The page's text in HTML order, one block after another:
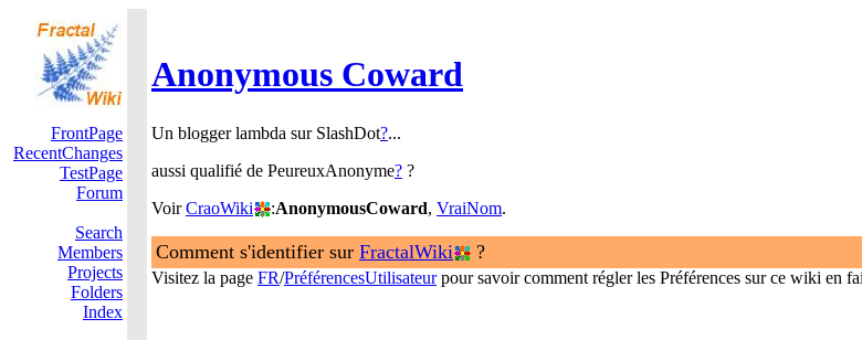
Anonymous Coward
FrontPage
RecentChanges
TestPage
Forum
Search
Members
Projects
Folders
Index
Un blogger lambda sur SlashDot?...
aussi qualifié de PeureuxAnonyme? ?
VoirCraoWiki :AnonymousCoward, VraiNom.
Comment s'identifier sur FractalWiki ?
Visitez la page FR/PréférencesUtilisateurpour savoir comment régler les Préférences sur ce wiki en